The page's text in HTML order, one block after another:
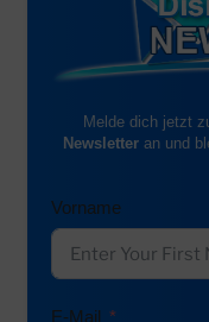
Melde dich jetzt
Newsletteran und
Vorname
E-Mail